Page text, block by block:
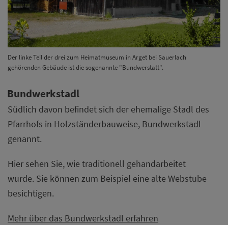
Der linke Teil der drei zum Heimatmuseum in Arget bei Sauerlach
gehörenden Gebäude ist die sogenannte "Bundwerstatt".
Bundwerkstadl
Südlich davon befindet sich der ehemalige Stadl des
Pfarrhofs in Holzständerbauweise, Bundwerkstadl
genannt.
Hier sehen Sie, wie traditionell gehandarbeitet
wurde. Sie können zum Beispiel eine alte Webstube
besichtigen.
Mehr über das Bundwerkstadl erfahren